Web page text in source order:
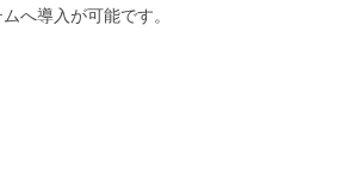
へ導入が可能です。